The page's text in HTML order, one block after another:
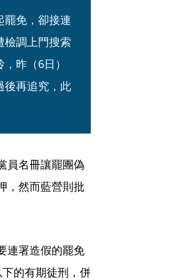
罷免，卻接連
檢調上門搜索
昨（6日）
後再追究，此
員名冊讓罷團偽
，然而藍營則批
連署造假的罷免
的有期徒刑，併